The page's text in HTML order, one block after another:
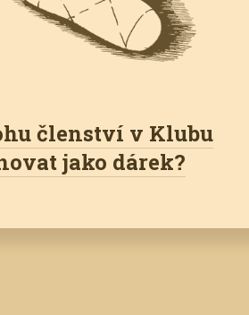
členství v Klubu
jako dárek?